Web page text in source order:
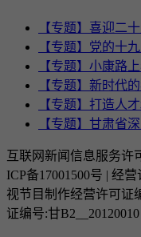
【专题】喜迎二
【专题】党的十
【专题】小康路
【专题】新时代的
【专题】打造人
【专题】甘肃省
互联网新闻信息服务许
ICP备17001500号 | 经
视节目制作经营许可证
证编号:甘B2__20120010